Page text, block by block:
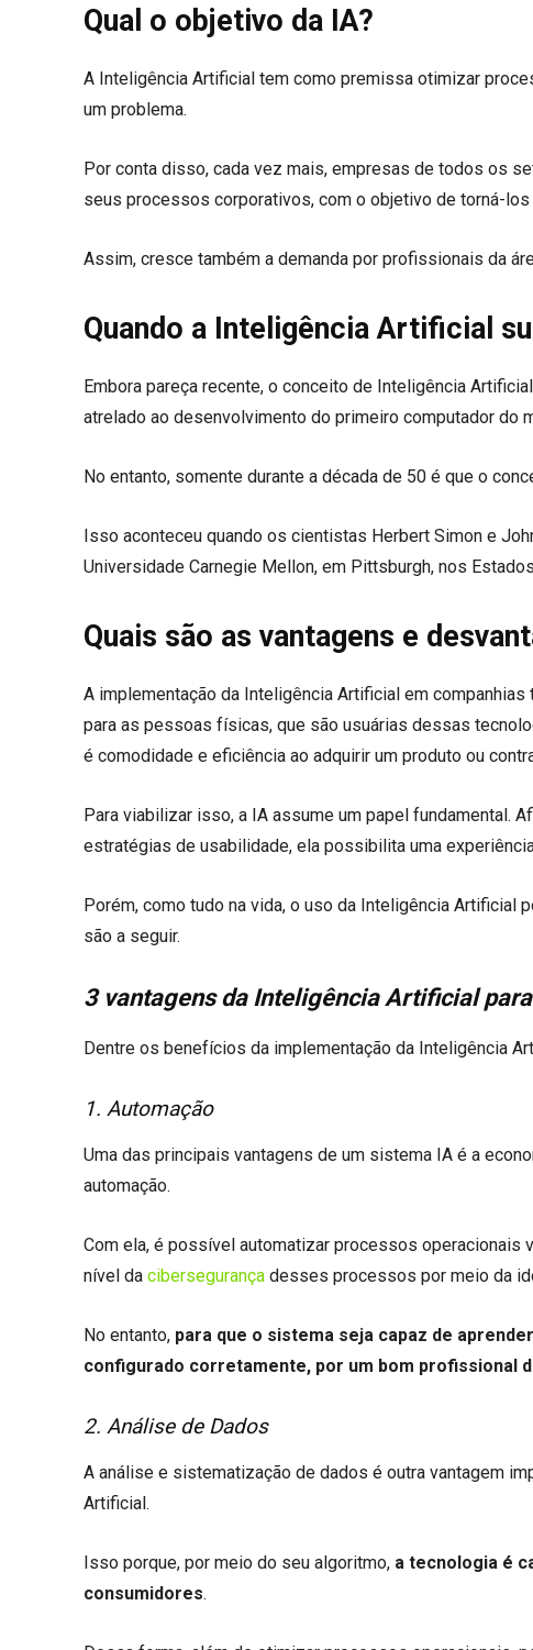
Qual o objetivo da IA?
A Inteligência Artificial tem como premissa otimizar
um problema.
Por conta disso, cada vez mais, empresas de todos os
seus processos corporativos, com o objetivo de torná-
Assim, cresce também a demanda por profissionais da
Quando a Inteligência Artificial
Embora pareça recente, o conceito de Inteligência
atrelado ao desenvolvimento do primeiro computador do
No entanto, somente durante a década de 50 é que o
Isso aconteceu quando os cientistas Herbert Simon e
Universidade Carnegie Mellon, em Pittsburgh, nos
Quais são as vantagens e
A implementação da Inteligência Artificial em
para as pessoas físicas, que são usuárias dessas
é comodidade e eficiência ao adquirir um produto ou
Para viabilizar isso, a IA assume um papel fundamental.
estratégias de usabilidade, ela possibilita uma
Porém, como tudo na vida, o uso da Inteligência Artificial
são a seguir.
3 vantagens da Inteligência Artificial
Dentre os benefícios da implementação da Inteligência
1. Automação
Uma das principais vantagens de um sistema IA é a
automação.
Com ela, é possível automatizar processos
nível da cibersegurança desses processos por meio da
No entanto, para que o sistema seja capaz de
configurado corretamente, por um bom profissional
2. Análise de Dados
A análise e sistematização de dados é outra vantagem
Artificial.
Isso porque, por meio do seu algoritmo, a tecnologia é
consumidores.